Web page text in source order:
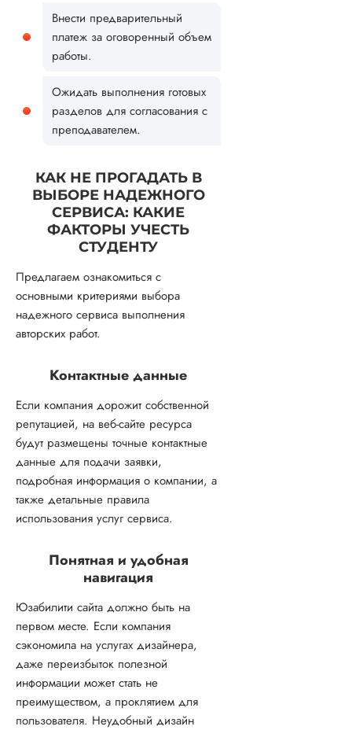
Внести предварительный
платеж за оговоренный объем
работы.
Ожидать выполнения готовых
разделов для согласования с
преподавателем.
КАК НЕ ПРОГАДАТЬ В
ВЫБОРЕ НАДЕЖНОГО
СЕРВИСА: КАКИЕ
ФАКТОРЫ УЧЕСТЬ
СТУДЕНТУ
Предлагаем ознакомиться с
основными критериями выбора
надежного сервиса выполнения
авторских работ.
Контактные данные
Если компания дорожит собственной
репутацией, на веб-сайте ресурса
будут размещены точные контактные
данные для подачи заявки,
подробная информация о компании, а
также детальные правила
использования услуг сервиса.
Понятная и удобная
навигация
Юзабилити сайта должно быть на
первом месте. Если компания
сэкономила на услугах дизайнера,
даже переизбыток полезной
информации может стать не
преимуществом, а проклятием для
пользователя. Неудобный дизайн